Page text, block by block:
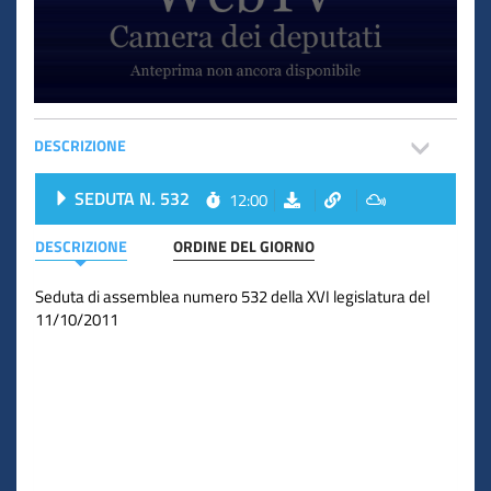
DESCRIZIONE
SEDUTA N. 532 12:00
DESCRIZIONE ORDINE DEL GIORNO
Seduta di assemblea numero 532 della XVI legislatura del
11/10/2011